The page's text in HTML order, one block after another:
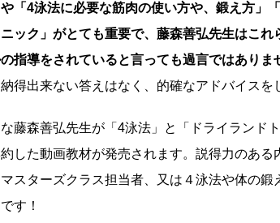
「4泳法に必要な筋肉の使い方や、鍛え方」
ック」がとても重要で、藤森善弘先生はこれ
指導をされていると言っても過言ではありま
得出来ない答えはなく、的確なアドバイスを
藤森善弘先生が「4泳法」と「ドライランド
した動画教材が発売されます。説得力のある
スターズクラス担当者、又は４泳法や体の鍛
す！